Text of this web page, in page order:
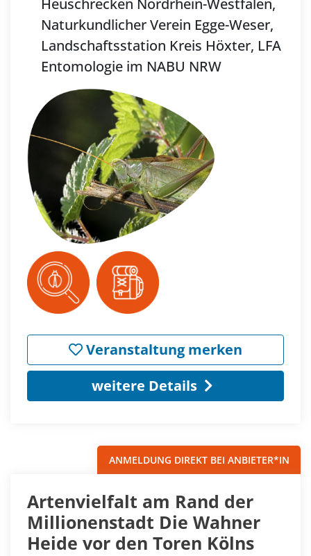
Heuschrecken Nordrhein-Westfalen,
Naturkundlicher Verein Egge-Weser,
Landschaftsstation Kreis Höxter, LFA
Entomologie im NABU NRW
Veranstaltung merken
weitere Details
ANMELDUNG DIREKT BEI ANBIETER*IN
Artenvielfalt am Rand der
Millionenstadt Die Wahner
Heide vor den Toren Kölns